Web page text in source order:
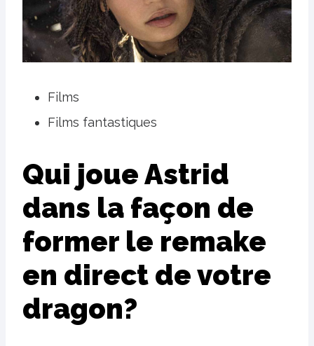
Films
Films fantastiques
Qui joue Astrid
dans la façon de
former le remake
en direct de votre
dragon?